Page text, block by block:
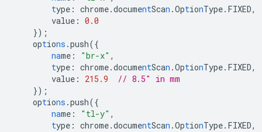
type : chrome.documentScan .OptionType.FIXED,
value : 0.0
});
options .push({
name : "br-x" ,
type : chrome.documentScan .OptionType.FIXED,
value : 215.9
// 8.5" in mm
});
options .push({
name : "tl-y" ,
type : chrome.documentScan .OptionType.FIXED,